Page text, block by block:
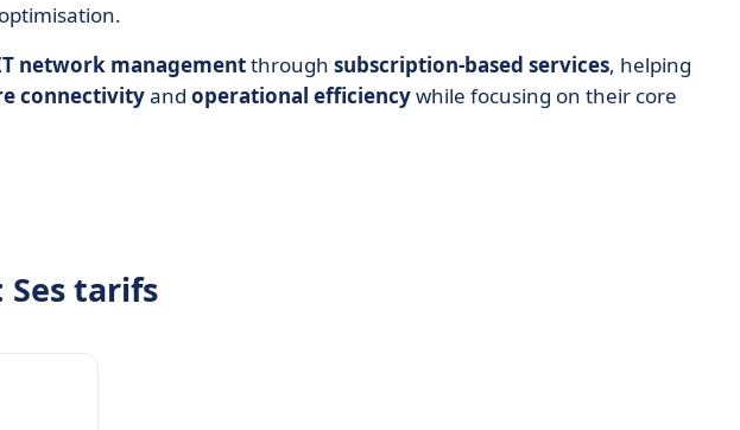
network managementthrough subscription-based services, helping
connectivityand operational efficiencywhile focusing on their core
Ses tarifs